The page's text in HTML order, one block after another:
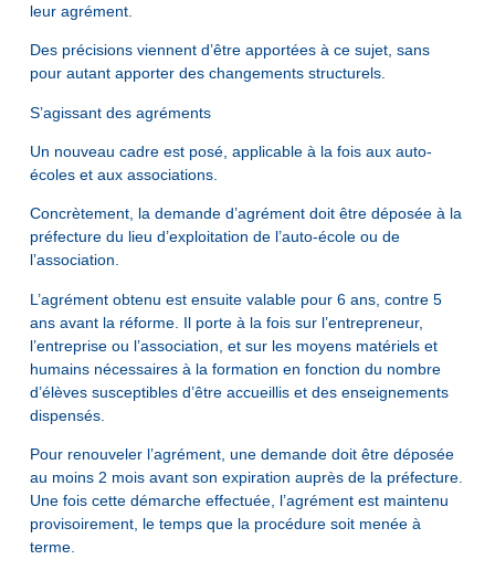
leur agrément.
Des précisions viennent d’être apportées à ce sujet, sans
pour autant apporter des changements structurels.
S’agissant des agréments
Un nouveau cadre est posé, applicable à la fois aux auto-
écoles et aux associations.
Concrètement, la demande d’agrément doit être déposée à la
préfecture du lieu d’exploitation de l’auto-école ou de
l’association.
L’agrément obtenu est ensuite valable pour 6 ans, contre 5
ans avant la réforme. Il porte à la fois sur l’entrepreneur,
l’entreprise ou l’association, et sur les moyens matériels et
humains nécessaires à la formation en fonction du nombre
d’élèves susceptibles d’être accueillis et des enseignements
dispensés.
Pour renouveler l’agrément, une demande doit être déposée
au moins 2 mois avant son expiration auprès de la préfecture.
Une fois cette démarche effectuée, l’agrément est maintenu
provisoirement, le temps que la procédure soit menée à
terme.